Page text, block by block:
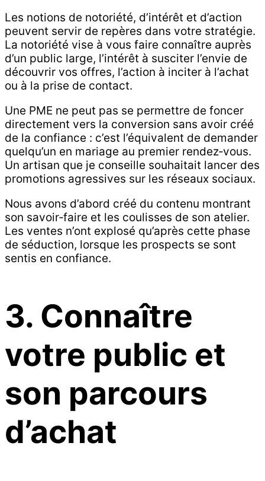
Les notions de notoriété, d’intérêt et d’action
peuvent servir de repères dans votre stratégie.
La notoriété vise à vous faire connaître auprès
d’un public large, l’intérêt à susciter l’envie de
découvrir vos offres, l’action à inciter à l’achat
ou à la prise de contact.
Une PME ne peut pas se permettre de foncer
directement vers la conversion sans avoir créé
de la confiance : c’est l’équivalent de demander
quelqu’un en mariage au premier rendez‑vous.
Un artisan que je conseille souhaitait lancer des
promotions agressives sur les réseaux sociaux.
Nous avons d’abord créé du contenu montrant
son savoir‑faire et les coulisses de son atelier.
Les ventes n’ont explosé qu’après cette phase
de séduction, lorsque les prospects se sont
sentis en confiance.
3. Connaître
votre public et
son parcours
d’achat